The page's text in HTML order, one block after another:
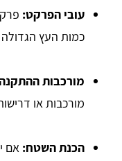
עובי הפרקט:
כמות העץ הגדולה
מורכבות
מורכבות או
הכנת השטח: אם